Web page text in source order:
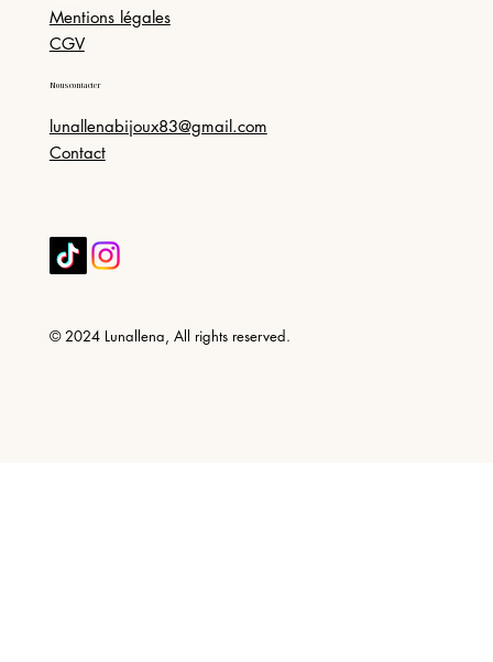
Mentions légales
CGV
Nous contacter
lunallenabijoux83@gmail.com
Contact
© 2024 Lunallena, All rights reserved.